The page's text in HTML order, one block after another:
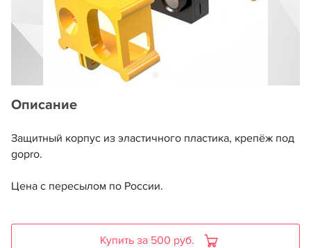
Описание
Защитный корпус из эластичного пластика, крепёж под
gopro.
Цена с пересылом по России.
Купить за 500 руб.